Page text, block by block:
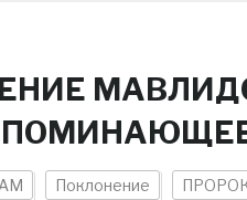
Поклонение